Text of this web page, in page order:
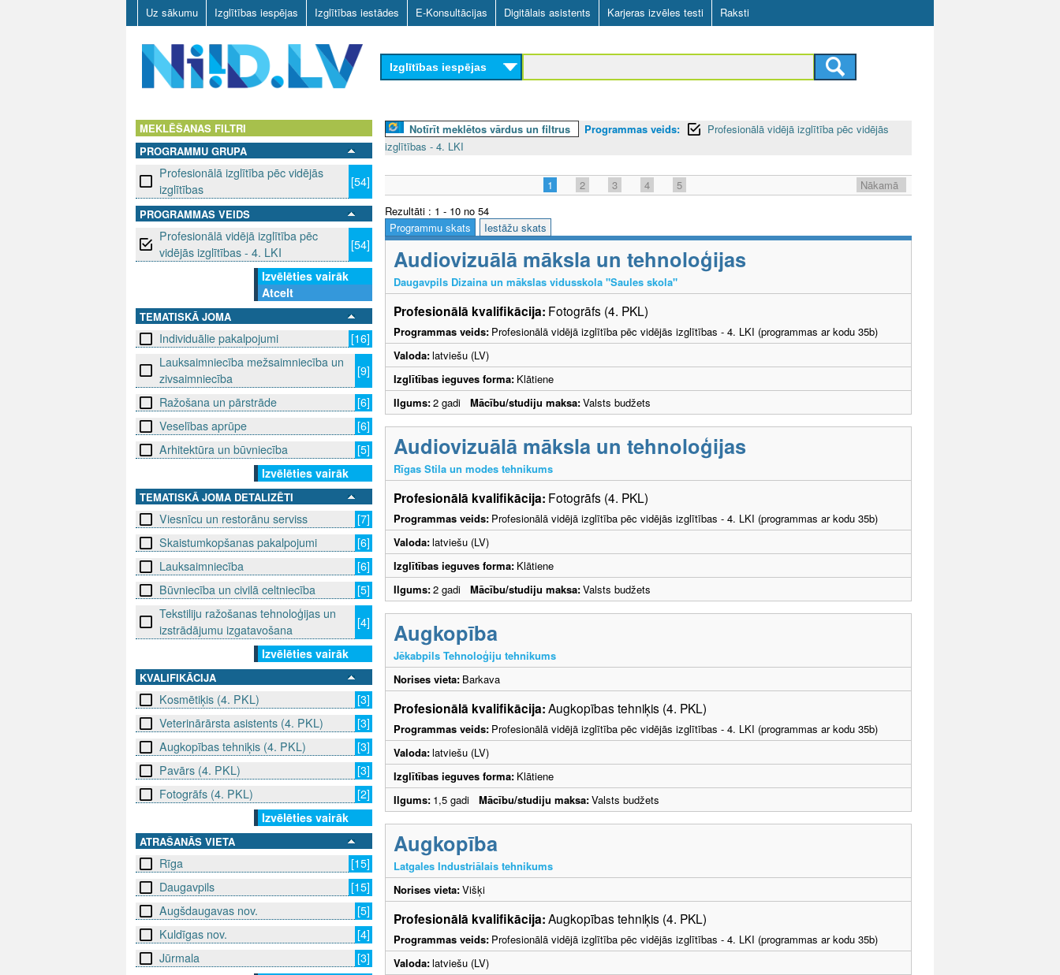
Skip
to
main
content
Uz sākumu Izglītības iespējas Izglītības iestādes E-Konsultācijas Digitālais asistents Karjeras izvēles testi Raksti
D
L
Izglītības iespējas
MEKLĒŠANAS FILTRI
PROGRAMMU GRUPA
Profesionālā izglītība pēc vidējās
izglītības
[54]
PROGRAMMAS VEIDS
Profesionālā vidējā izglītība pēc
vidējās izglītības - 4. LKI
[54]
Izvēlēties vairāk
Atcelt
TEMATISKĀ JOMA
Individuālie pakalpojumi
[16]
Lauksaimniecība mežsaimniecība un
zivsaimniecība
[9]
Ražošana un pārstrāde
[6]
Veselības aprūpe
[6]
Arhitektūra un būvniecība
[5]
Izvēlēties vairāk
TEMATISKĀ JOMA DETALIZĒTI
Viesnīcu un restorānu serviss
[7]
Skaistumkopšanas pakalpojumi
[6]
Lauksaimniecība
[6]
Būvniecība un civilā celtniecība
[5]
Tekstiliju ražošanas tehnoloģijas un
izstrādājumu izgatavošana
[4]
Izvēlēties vairāk
KVALIFIKĀCIJA
Kosmētiķis (4. PKL)
[3]
Veterinārārsta asistents (4. PKL)
[3]
Augkopības tehniķis (4. PKL)
[3]
Pavārs (4. PKL)
[3]
Fotogrāfs (4. PKL)
[2]
Izvēlēties vairāk
ATRAŠANĀS VIETA
Rīga
[15]
Daugavpils
[15]
Augšdaugavas nov.
[5]
Kuldīgas nov.
[4]
Jūrmala
[3]
Notīrīt meklētos vārdus un filtrus Programmas veids:
Profesionālā vidējā izglītība pēc vidējās
izglītības - 4. LKI
1 2 3 4 5
Nākamā
Rezultāti : 1 - 10 no 54
Programmu skats
Iestāžu skats
Audiovizuālā māksla un tehnoloģijas
Daugavpils Dizaina un mākslas vidusskola "Saules skola"
Profesionālā kvalifikācija: Fotogrāfs (4. PKL)
Programmas veids: Profesionālā vidējā izglītība pēc vidējās izglītības - 4. LKI (programmas ar kodu 35b)
Valoda:latviešu (LV)
Izglītības ieguves forma: Klātiene
Ilgums:2 gadi Mācību/studiju maksa:Valsts budžets
Audiovizuālā māksla un tehnoloģijas
Rīgas Stila un modes tehnikums
Profesionālā kvalifikācija: Fotogrāfs (4. PKL)
Programmas veids: Profesionālā vidējā izglītība pēc vidējās izglītības - 4. LKI (programmas ar kodu 35b)
Valoda:latviešu (LV)
Izglītības ieguves forma: Klātiene
Ilgums:2 gadi Mācību/studiju maksa:Valsts budžets
Augkopība
Jēkabpils Tehnoloģiju tehnikums
Norises vieta: Barkava
Profesionālā kvalifikācija:Augkopības tehniķis (4. PKL)
Programmas veids: Profesionālā vidējā izglītība pēc vidējās izglītības - 4. LKI (programmas ar kodu 35b)
Valoda:latviešu (LV)
Izglītības ieguves forma: Klātiene
Ilgums: 1,5 gadi Mācību/studiju maksa:Valsts budžets
Augkopība
Latgales Industriālais tehnikums
Norises vieta:Višķi
Profesionālā kvalifikācija:Augkopības tehniķis (4. PKL)
Programmas veids: Profesionālā vidējā izglītība pēc vidējās izglītības - 4. LKI (programmas ar kodu 35b)
Valoda:latviešu (LV)